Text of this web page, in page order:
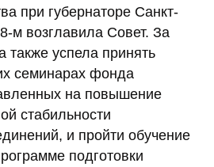
при губернаторе Санкт-
м возглавила Совет. За
также успела принять
семинарах фонда
на повышение
стабильности
и пройти обучение
подготовки